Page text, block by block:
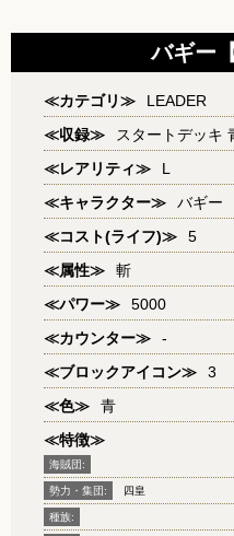
バギー
≪カテゴリ≫
LEADER
≪収録≫
スタートデッキ
≪レアリティ≫
L
≪キャラクター≫
バギー
≪コスト(ライフ)≫
5
≪属性≫
斬
≪パワー≫
5000
≪カウンター≫
-
≪ブロックアイコン≫
3
≪色≫
青
≪特徴≫
海賊団:
勢力・集団: 四皇
種族: